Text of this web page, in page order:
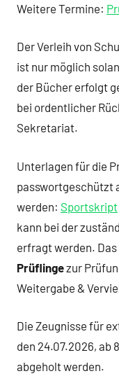
Weitere Termine:
Der Verleih von
ist nur möglich
der Bücher erfolgt
bei ordentlicher
Sekretariat.
Unterlagen für die
passwortgeschützt
werden: Sportskript
kann bei der
erfragt werden.
Prüflingezur
Weitergabe &
Die Zeugnisse für
den 24.07.2026, ab
abgeholt werden.